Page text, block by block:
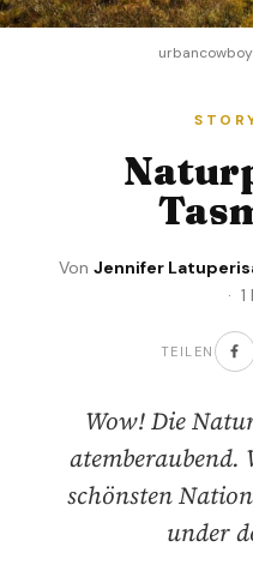
Von Jennifer
·
TEILEN
Wow! Die
schönsten
under